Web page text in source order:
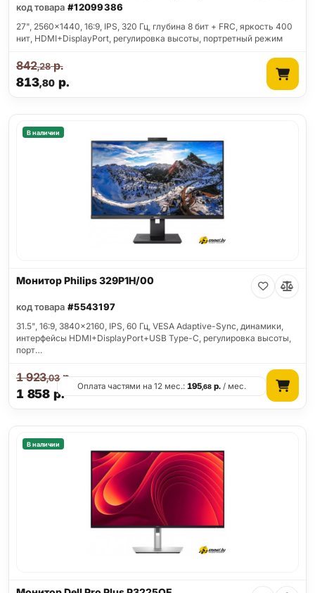
код товара #12099386
27", 2560x1440, 16:9, IPS, 320 Гц, глубина 8 бит + FRC, яркость 400
нит, HDMI+DisplayPort, регулировка высоты, портретный режим
813,80р.
842,28р.
В наличии
Монитор Philips 329P1H/00
код товара #5543197
31.5", 16:9, 3840x2160, IPS, 60 Гц, VESA Adaptive-Sync, динамики,
интерфейсы HDMI+DisplayPort+USB Type-C, регулировка высоты,
порт…
1 858 р.
1 923,03р.
Оплата частями на 12 мес.:195,68 р. / мес.
В наличии